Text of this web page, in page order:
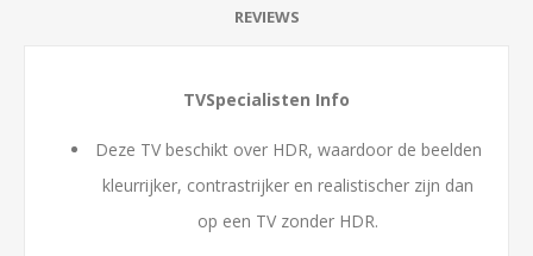
REVIEWS
TVSpecialisten Info
Deze TV beschikt over HDR, waardoor de beelden
kleurrijker, contrastrijker en realistischer zijn dan
op een TV zonder HDR.